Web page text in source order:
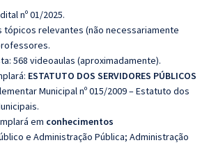
nº 01/2025.
tópicos relevantes (não necessariamente
568 videoaulas (aproximadamente).
ESTATUTO DOS SERVIDORES PÚBLICOS
Municipal nº 015/2009 – Estatuto dos
em conhecimentos
e Administração Pública; Administração